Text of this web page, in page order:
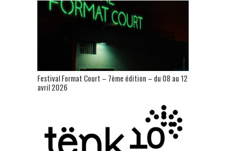
Festival Format Court – 7ème édition – du 08 au 12
avril 2026